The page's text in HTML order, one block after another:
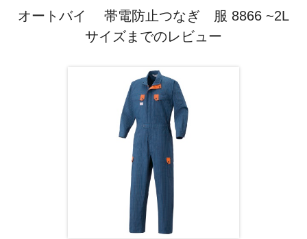
オートバイ 帯電防止つなぎ 服 8866 ~2L
サイズまでのレビュー